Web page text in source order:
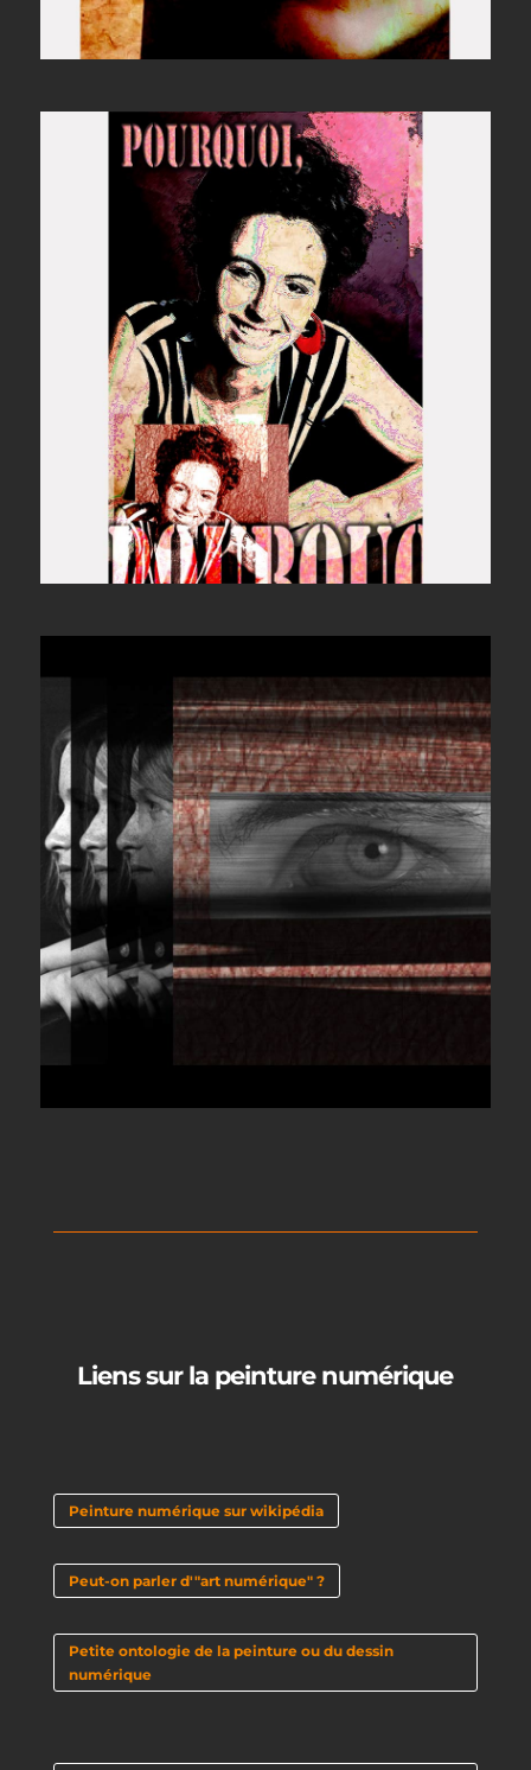
Liens sur la peinture numérique
Peinture numérique sur wikipédia
Peut-on parler d'"art numérique" ?
Petite ontologie de la peinture ou du dessin
numérique